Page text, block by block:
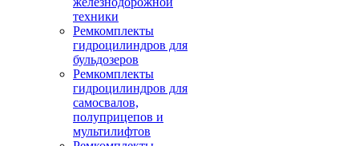
техники
Ремкомплекты
гидроцилиндров для
бульдозеров
Ремкомплекты
гидроцилиндров для
самосвалов,
полуприцепов и
мультилифтов